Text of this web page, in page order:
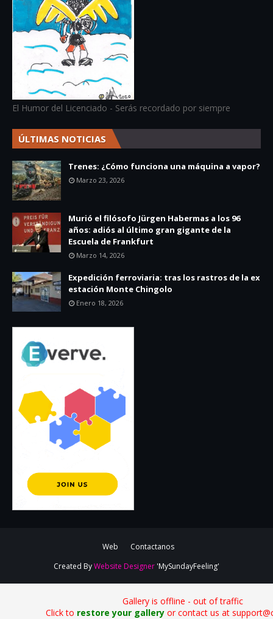
El Humor del Licenciado - Serás recordado por siempre
ÚLTIMAS NOTICIAS
Trenes: ¿Cómo funciona una máquina a vapor?
Marzo 23, 2026
Murió el filósofo Jürgen Habermas a los 96
años: adiós al último gran gigante de la
Escuela de Frankfurt
Marzo 14, 2026
Expedición ferroviaria: tras los rastros de la ex
estación Monte Chingolo
Enero 18, 2026
Web
Contactanos
Created ByWebsite Designer 'MySundayFeeling'
Gallery is offline - out of traffic
Click to restore your galleryor contact us at